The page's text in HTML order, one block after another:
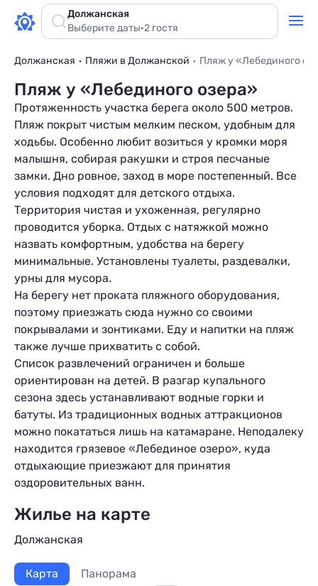
Должанская
Выберите даты·2 гостя
Должанская Пляжи в Должанской Пляж у «Лебединого
Пляж у «Лебединого озера»
Протяженность участка берега около 500 метров.
Пляж покрыт чистым мелким песком, удобным для
ходьбы. Особенно любит возиться у кромки моря
малышня, собирая ракушки и строя песчаные
замки. Дно ровное, заход в море постепенный. Все
условия подходят для детского отдыха.
Территория чистая и ухоженная, регулярно
проводится уборка. Отдых с натяжкой можно
назвать комфортным, удобства на берегу
минимальные. Установлены туалеты, раздевалки,
урны для мусора.
На берегу нет проката пляжного оборудования,
поэтому приезжать сюда нужно со своими
покрывалами и зонтиками. Еду и напитки на пляж
также лучше прихватить с собой.
Список развлечений ограничен и больше
ориентирован на детей. В разгар купального
сезона здесь устанавливают водные горки и
батуты. Из традиционных водных аттракционов
можно покататься лишь на катамаране. Неподалеку
находится грязевое «Лебединое озеро», куда
отдыхающие приезжают для принятия
оздоровительных ванн.
Жилье на карте
Должанская
Карта
Панорама